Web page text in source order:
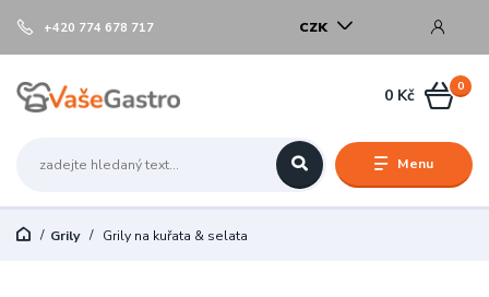
Menu
CZK
+420 774 678 717
0
0 Kč
Grily Grily na kuřata & selata